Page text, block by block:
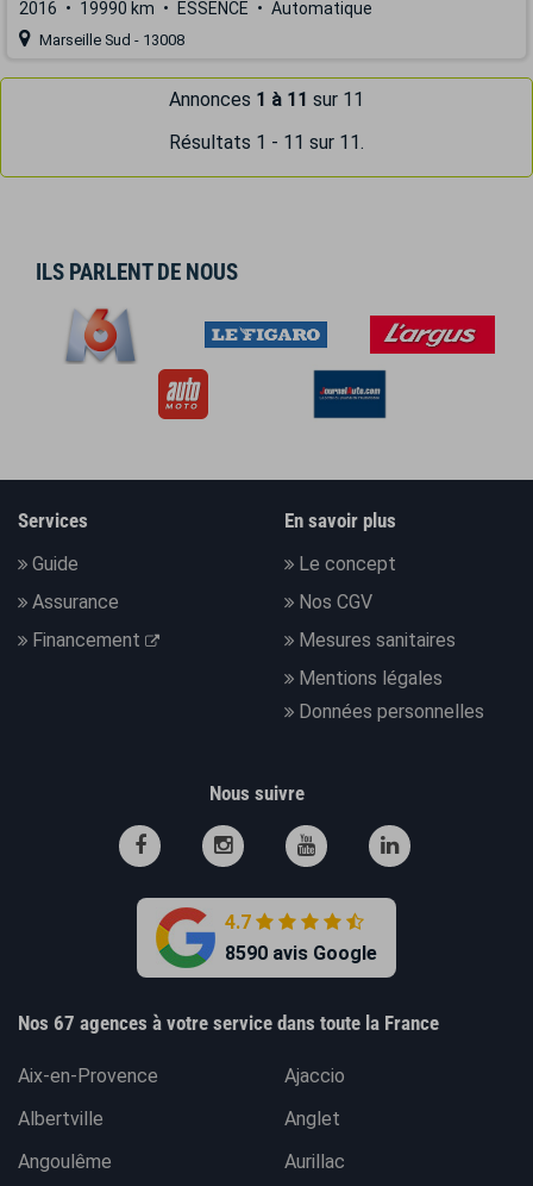
2016 19990 km ESSENCE Automatique
Marseille Sud - 13008
Annonces 1 à 11 sur 11
Résultats 1 - 11 sur 11.
ILS PARLENT DE NOUS
Services
Guide
Assurance
Financement
En savoir plus
Le concept
Nos CGV
Mesures sanitaires
Mentions légales
Données personnelles
Nous suivre
4.7
8590 avis Google
Nos 67 agences à votre service dans toute la France
Aix-en-Provence
Ajaccio
Albertville
Anglet
Angoulême
Aurillac